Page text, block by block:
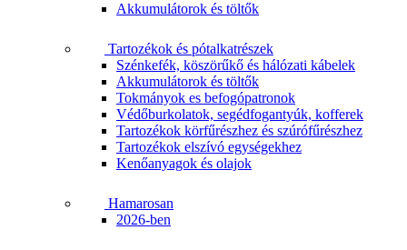
Akkumulátorok és töltők
Tartozékok és pótalkatrészek
Szénkefék, köszörűkő és hálózati kábelek
Akkumulátorok és töltők
Tokmányok es befogópatronok
Védőburkolatok, segédfogantyúk, kofferek
Tartozékok körfűrészhez és szúrófűrészhez
Tartozékok elszívó egységekhez
Kenőanyagok és olajok
Hamarosan
2026-ben